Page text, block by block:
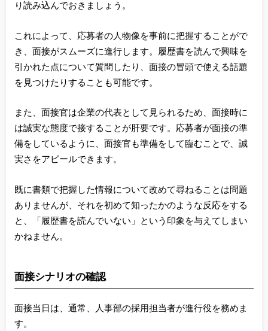
り読み込んでおきましょう。
これによって、応募者の人物像を事前に把握することがで
き、面接がスムーズに進行します。履歴書を読んで興味を
引かれた点について質問したり、面接の冒頭で使える話題
を見つけたりすることも可能です。
また、面接官は企業の代表として見られるため、面接時に
は誠実な態度で接することが肝要です。応募者が面接の準
備をしているように、面接官も準備をして臨むことで、誠
実さをアピールできます。
既に書類で把握した情報について改めて尋ねることは問題
ありませんが、それを初めて知ったかのような反応をする
と、「履歴書を読んでいない」という印象を与えてしまい
かねません。
面接シナリオの確認
面接当日は、通常、人事部の採用担当者が進行役を務めま
す。